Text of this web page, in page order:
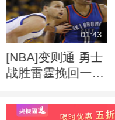
01:43
[NBA]变则通 勇士
战胜雷霆挽回一个